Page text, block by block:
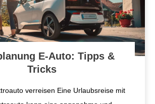
E-Auto: Tipps &
Tricks
verreisen Eine Urlaubsreise mit